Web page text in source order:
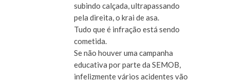
subindo calçada, ultrapassando
pela direita, o krai de asa.
Tudo que é infração está sendo
cometida.
Se não houver uma campanha
educativa por parte da SEMOB,
infelizmente vários acidentes vão